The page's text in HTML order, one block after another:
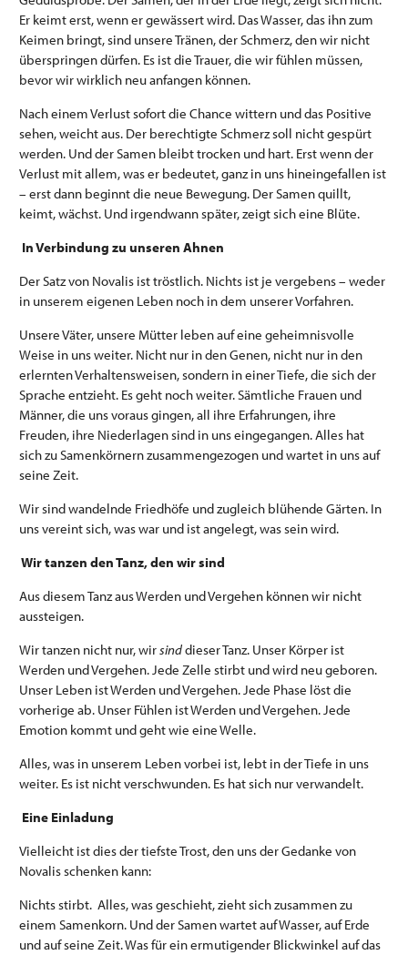
Er keimt erst, wenn er gewässert wird. Das Wasser, das ihn zum
Keimen bringt, sind unsere Tränen, der Schmerz, den wir nicht
überspringen dürfen. Es ist die Trauer, die wir fühlen müssen,
bevor wir wirklich neu anfangen können.
Nach einem Verlust sofort die Chance wittern und das Positive
sehen, weicht aus. Der berechtigte Schmerz soll nicht gespürt
werden. Und der Samen bleibt trocken und hart. Erst wenn der
Verlust mit allem, was er bedeutet, ganz in uns hineingefallen ist
– erst dann beginnt die neue Bewegung. Der Samen quillt,
keimt, wächst. Und irgendwann später, zeigt sich eine Blüte.
In Verbindung zu unseren Ahnen
Der Satz von Novalis ist tröstlich. Nichts ist je vergebens – weder
in unserem eigenen Leben noch in dem unserer Vorfahren.
Unsere Väter, unsere Mütter leben auf eine geheimnisvolle
Weise in uns weiter. Nicht nur in den Genen, nicht nur in den
erlernten Verhaltensweisen, sondern in einer Tiefe, die sich der
Sprache entzieht. Es geht noch weiter. Sämtliche Frauen und
Männer, die uns voraus gingen, all ihre Erfahrungen, ihre
Freuden, ihre Niederlagen sind in uns eingegangen. Alles hat
sich zu Samenkörnern zusammengezogen und wartet in uns auf
seine Zeit.
Wir sind wandelnde Friedhöfe und zugleich blühende Gärten. In
uns vereint sich, was war und ist angelegt, was sein wird.
Wir tanzen den Tanz, den wir sind
Aus diesem Tanz aus Werden und Vergehen können wir nicht
aussteigen.
Wir tanzen nicht nur, wirsinddieser Tanz. Unser Körper ist
Werden und Vergehen. Jede Zelle stirbt und wird neu geboren.
Unser Leben ist Werden und Vergehen. Jede Phase löst die
vorherige ab. Unser Fühlen ist Werden und Vergehen. Jede
Emotion kommt und geht wie eine Welle.
Alles, was in unserem Leben vorbei ist, lebt in der Tiefe in uns
weiter. Es ist nicht verschwunden. Es hat sich nur verwandelt.
Eine Einladung
Vielleicht ist dies der tiefste Trost, den uns der Gedanke von
Novalis schenken kann:
Nichts stirbt. Alles, was geschieht, zieht sich zusammen zu
einem Samenkorn. Und der Samen wartet auf Wasser, auf Erde
und auf seine Zeit. Was für ein ermutigender Blickwinkel auf das